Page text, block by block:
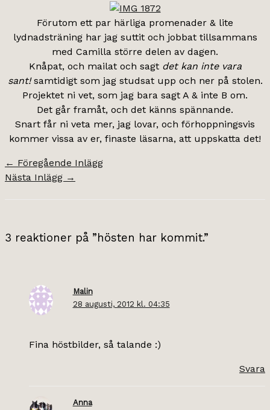
Förutom ett par härliga promenader & lite
lydnadsträning har jag suttit och jobbat tillsammans
med Camilla större delen av dagen.
Knåpat, och mailat och sagt det kan inte vara
sant!samtidigt som jag studsat upp och ner på stolen.
Projektet ni vet, som jag bara sagt A & inte B om.
Det går framåt, och det känns spännande.
Snart får ni veta mer, jag lovar, och förhoppningsvis
kommer vissa av er, finaste läsarna, att uppskatta det!
← Föregående Inlägg
Nästa Inlägg →
3 reaktioner på ”hösten har kommit.”
Malin
28 augusti, 2012 kl. 04:35
Fina höstbilder, så talande :)
Svara
Anna